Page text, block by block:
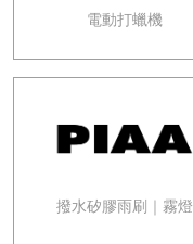
電動打蠟機
撥水矽膠雨刷｜霧燈